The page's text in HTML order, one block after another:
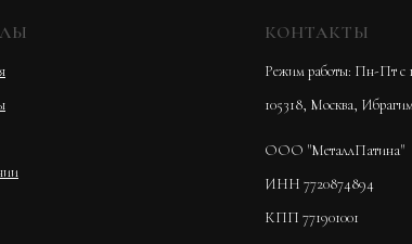
КОНТАКТЫ
Режим работы: Пн-Пт с
105318, Москва,
ООО "МеталлПатина"
ИНН 7720874894
КПП 771901001